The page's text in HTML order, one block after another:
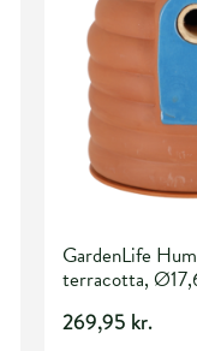
GardenLife
terracotta,
269,95 kr.